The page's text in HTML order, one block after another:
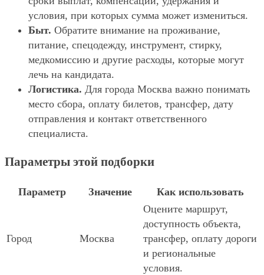
условия, при которых сумма может измениться.
Быт. Обратите внимание на проживание,
питание, спецодежду, инструмент, стирку,
медкомиссию и другие расходы, которые могут
лечь на кандидата.
Логистика. Для города Москва важно понимать
место сбора, оплату билетов, трансфер, дату
отправления и контакт ответственного
специалиста.
Параметры этой подборки
Параметр Значение Как использовать
Город Москва
Оцените маршрут,
доступность объекта,
трансфер, оплату дороги
и региональные
условия.